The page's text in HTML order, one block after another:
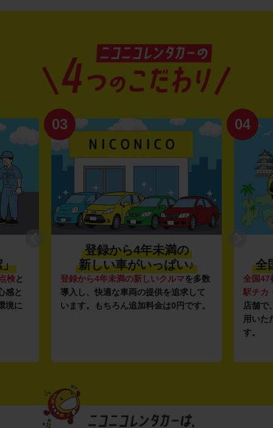
」
検と
感と
境に
03
登録から4年未満の
新しい車がいっぱい♪
登録から4年未満の新しいクルマを多数
導入し、快適な車両の提供を追求して
います。もちろん追加料金は0円です。
04
全
全国47
駅チカ
店舗で
用いた
す。